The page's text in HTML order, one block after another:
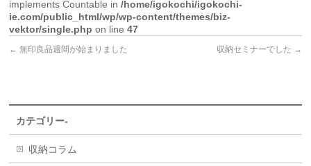
implements Countable in/home/igokochi/igokochi-
ie.com/public_html/wp/wp-content/themes/biz-
vektor/single.php on line47
← 無印良品週間が始まりました 収納セミナーでした →
カテゴリー-
収納コラム